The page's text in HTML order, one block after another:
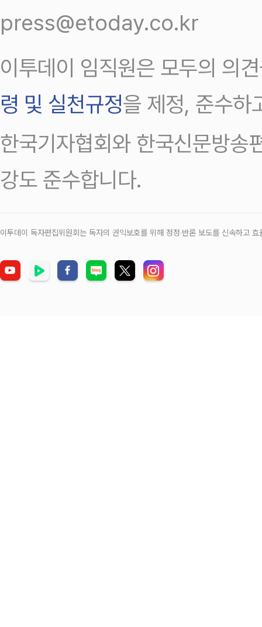
press@etoday.co.kr
이투데이 임직원은 모두의 의
령 및 실천규정을 제정, 준수하
한국기자협회와 한국신문방송
강도 준수합니다.
이투데이 독자편집위원회는 독자의 권익보호를 위해 정정‧반론 보도를 신속하고